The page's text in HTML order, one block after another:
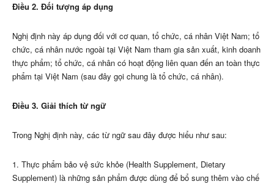
Điều 2. Đối tượng áp dụng
Nghị định này áp dụng đối với cơ quan, tổ chức, cá nhân Việt Nam; tổ
chức, cá nhân nước ngoài tại Việt Nam tham gia sản xuất, kinh doanh
thực phẩm; tổ chức, cá nhân có hoạt động liên quan đến an toàn thực
phẩm tại Việt Nam (sau đây gọi chung là tổ chức, cá nhân).
Điều 3. Giải thích từ ngữ
Trong Nghị định này, các từ ngữ sau đây được hiểu như sau:
1. Thực phẩm bảo vệ sức khỏe (Health Supplement, Dietary
Supplement) là những sản phẩm được dùng để bổ sung thêm vào chế